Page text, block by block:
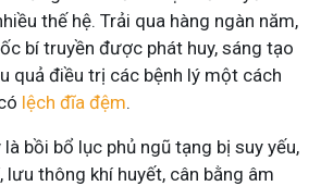
thế hệ. Trải qua hàng ngàn năm,
bí truyền được phát huy, sáng tạo
quả điều trị các bệnh lý một cách
lệch đĩa đệm.
bồi bổ lục phủ ngũ tạng bị suy yếu,
lưu thông khí huyết, cân bằng âm